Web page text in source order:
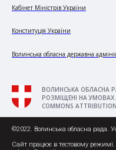
Кабінет Міністрів України
Конституція України
Волинська обласна державна
ВОЛИНСЬКА ОБЛАСНА
РОЗМІЩЕНІ НА УМОВАХ
COMMONS
©2022. Волинська обласна рада.
Сайт працює в тестовому